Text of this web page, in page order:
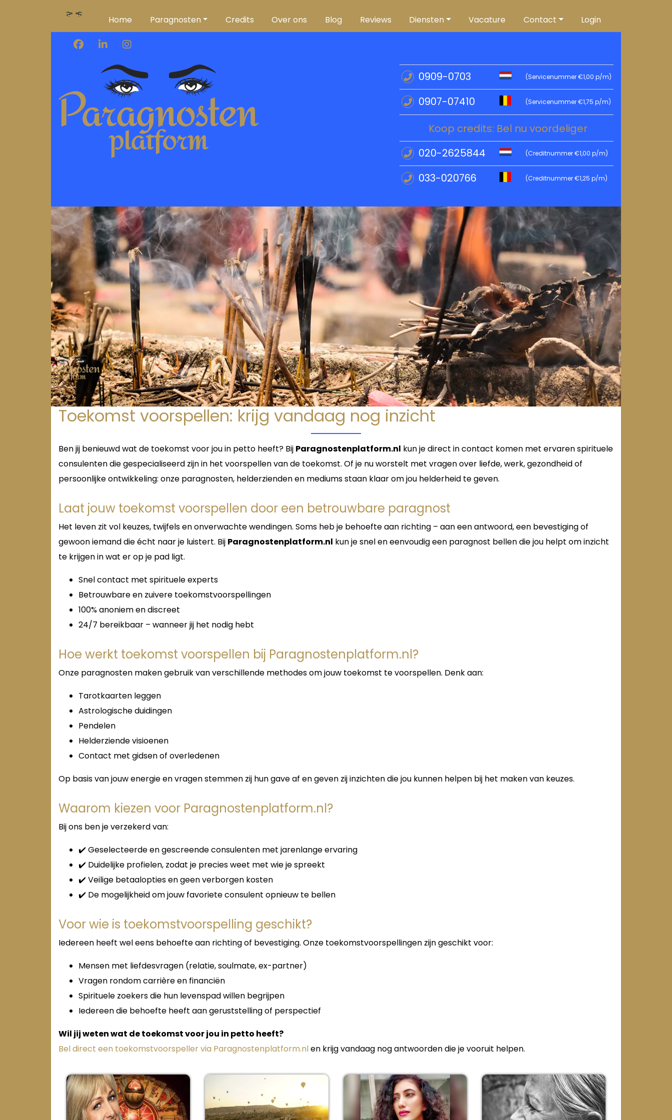
Home Paragnosten Credits Over ons Blog Reviews Diensten Vacature Contact Login
0909-0703 (Servicenummer €1,00 p/m)
0907-07410 (Servicenummer €1,75 p/m)
Koop credits: Bel nu voordeliger
020-2625844
(Creditnummer €1,00 p/m)
033-020766 (Creditnummer €1,25 p/m)
Toekomst voorspellen: krijg vandaag nog inzicht
Ben jij benieuwd wat de toekomst voor jou in petto heeft? Bij Paragnostenplatform.nl kun je direct in contact komen met ervaren spirituele
consulenten die gespecialiseerd zijn in het voorspellen van de toekomst. Of je nu worstelt met vragen over liefde, werk, gezondheid of
persoonlijke ontwikkeling: onze paragnosten, helderzienden en mediums staan klaar om jou helderheid te geven.
Laat jouw toekomst voorspellen door een betrouwbare paragnost
Het leven zit vol keuzes, twijfels en onverwachte wendingen. Soms heb je behoefte aan richting – aan een antwoord, een bevestiging of
gewoon iemand die écht naar je luistert. Bij Paragnostenplatform.nl kun je snel en eenvoudig een paragnost bellen die jou helpt om inzicht
te krijgen in wat er op je pad ligt.
Snel contact met spirituele experts
Betrouwbare en zuivere toekomstvoorspellingen
100% anoniem en discreet
24/7 bereikbaar – wanneer jij het nodig hebt
Hoe werkt toekomst voorspellen bij Paragnostenplatform.nl?
Onze paragnosten maken gebruik van verschillende methodes om jouw toekomst te voorspellen. Denk aan:
Tarotkaarten leggen
Astrologische duidingen
Pendelen
Helderziende visioenen
Contact met gidsen of overledenen
Op basis van jouw energie en vragen stemmen zij hun gave af en geven zij inzichten die jou kunnen helpen bij het maken van keuzes.
Waarom kiezen voor Paragnostenplatform.nl?
Bij ons ben je verzekerd van:
✔️ Geselecteerde en gescreende consulenten met jarenlange ervaring
✔️ Duidelijke profielen, zodat je precies weet met wie je spreekt
✔️ Veilige betaalopties en geen verborgen kosten
✔️ De mogelijkheid om jouw favoriete consulent opnieuw te bellen
Voor wie is toekomstvoorspelling geschikt?
Iedereen heeft wel eens behoefte aan richting of bevestiging. Onze toekomstvoorspellingen zijn geschikt voor:
Mensen met liefdesvragen (relatie, soulmate, ex-partner)
Vragen rondom carrière en financiën
Spirituele zoekers die hun levenspad willen begrijpen
Iedereen die behoefte heeft aan geruststelling of perspectief
Wil jij weten wat de toekomst voor jou in petto heeft?
Bel direct een toekomstvoorspeller via Paragnostenplatform.nlen krijg vandaag nog antwoorden die je vooruit helpen.